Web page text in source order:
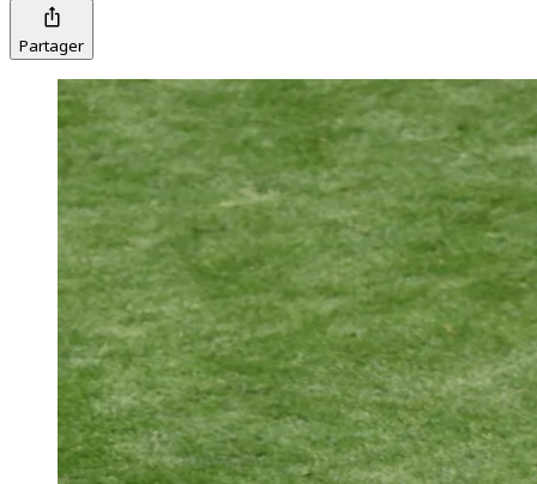
Partager